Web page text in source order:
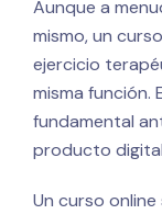
Aunque a
mismo, un
ejercicio
misma función.
fundamental
producto
Un curso